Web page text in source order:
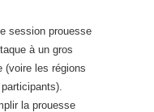
session prouesse
à un gros
(voire les régions
la prouesse